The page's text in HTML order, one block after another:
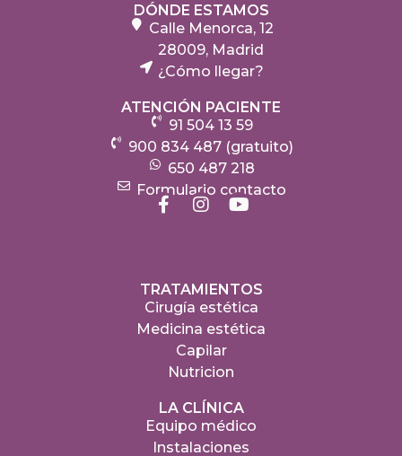
DÓNDE ESTAMOS
Calle Menorca, 12
28009, Madrid
¿Cómo llegar?
ATENCIÓN PACIENTE
91 504 13 59
900 834 487 (gratuito)
650 487 218
Formulario contacto
TRATAMIENTOS
Cirugía estética
Medicina estética
Capilar
Nutricion
LA CLÍNICA
Equipo médico
Instalaciones